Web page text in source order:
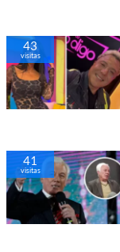
43
visitas
41
visitas